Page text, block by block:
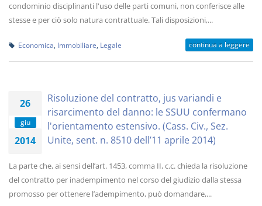
condominio disciplinanti l'uso delle parti comuni, non conferisce alle
stesse e per ciò solo natura contrattuale. Tali disposizioni,...
Economica Immobiliare Legale continua a leggere
26
giu
2014
Risoluzione del contratto, jus variandi e
risarcimento del danno: le SSUU confermano
l'orientamento estensivo. (Cass. Civ., Sez.
Unite, sent. n. 8510 dell’11 aprile 2014)
La parte che, ai sensi dell’art. 1453, comma II, c.c. chieda la risoluzione
del contratto per inadempimento nel corso del giudizio dalla stessa
promosso per ottenere l’adempimento, può domandare,...